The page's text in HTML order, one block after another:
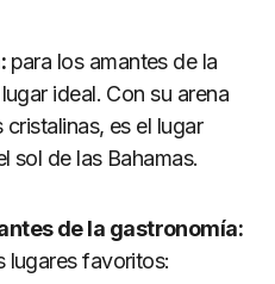
para los amantes de la
ideal. Con su arena
es el lugar
sol de las Bahamas.
de la gastronomía:
lugares favoritos: